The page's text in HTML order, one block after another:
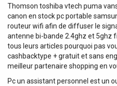
Thomson toshiba vtech puma
canon en stock pc portable
routeur wifi afin de diffuser le
antenne bi-bande 2.4ghz et 5ghz
tous leurs articles pourquoi pas
cashbacktype + gratuit et sans
meilleur partenaire shopping en
Pc un assistant personnel est un